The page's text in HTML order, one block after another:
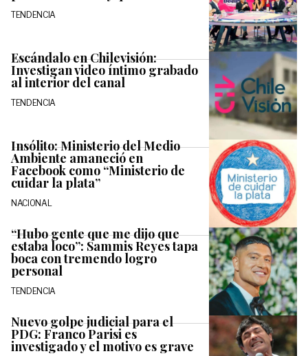
TENDENCIA
Escándalo en Chilevisión:
Investigan video íntimo grabado
al interior del canal
TENDENCIA
Insólito: Ministerio del Medio
Ambiente amaneció en
Facebook como “Ministerio de
cuidar la plata”
NACIONAL
“Hubo gente que me dijo que
estaba loco”: Sammis Reyes tapa
boca con tremendo logro
personal
TENDENCIA
Nuevo golpe judicial para el
PDG: Franco Parisi es
investigado y el motivo es grave